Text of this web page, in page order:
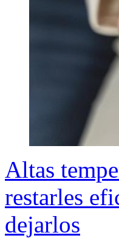
Altas
restarles
dejarlos